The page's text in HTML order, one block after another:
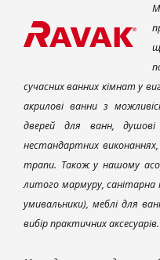
сучасних ванних кімнат у
акрилові ванни з
дверей для ванн,
нестандартних
трапи. Також у нашому
литого мармуру, санітарна
умивальники), меблі для
вибір практичних аксесуарів.